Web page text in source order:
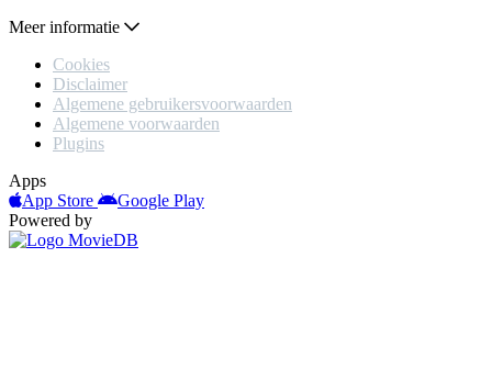
Meer informatie
Cookies
Disclaimer
Algemene gebruikersvoorwaarden
Algemene voorwaarden
Plugins
Apps
App Store
Google Play
Powered by